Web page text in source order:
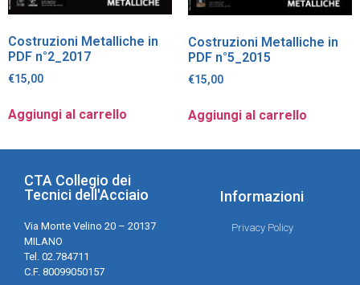
Costruzioni Metalliche in
PDF n°2_2017
€15,00
Aggiungi al carrello
Costruzioni Metalliche in
PDF n°5_2015
€15,00
Aggiungi al carrello
CTA Collegio dei
Tecnici dell'Acciaio
Via Monte Velino 20 – 20137
MILANO
Tel. 02.784711
C.F. 80099050157
Informazioni
Privacy Policy